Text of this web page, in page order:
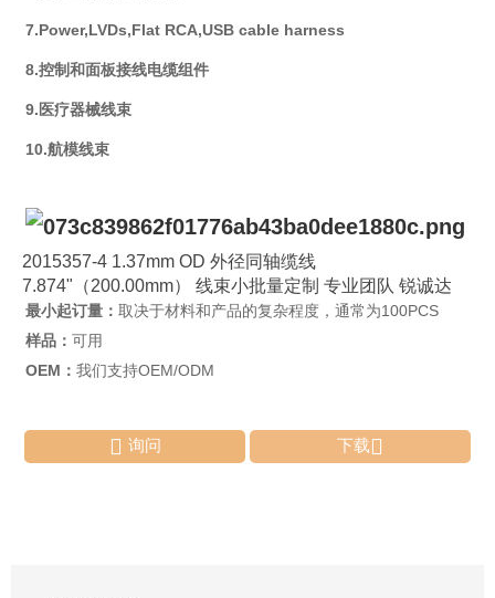
7.Power,LVDs,Flat RCA,USB cable harness
8.控制和面板接线电缆组件
9.医疗器械线束
10.航模线束
2015357-4 1.37mm OD 外径同轴缆线
7.874"（200.00mm） 线束小批量定制 专业团队 锐诚达
最小起订量： 取决于材料和产品的复杂程度，通常为100PCS
样品： 可用
OEM： 我们支持OEM/ODM
 询问 下载